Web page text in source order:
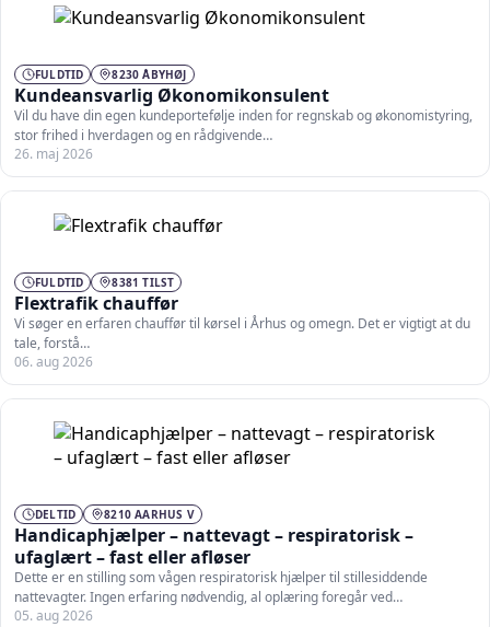
FULDTID 8230 ÅBYHØJ
Kundeansvarlig Økonomikonsulent
Vil du have din egen kundeportefølje inden for regnskab og økonomistyring,
stor frihed i hverdagen og en rådgivende…
26. maj 2026
FULDTID 8381 TILST
Flextrafik chauffør
Vi søger en erfaren chauffør til kørsel i Århus og omegn. Det er vigtigt at du
tale, forstå…
06. aug 2026
DELTID 8210 AARHUS V
Handicaphjælper – nattevagt – respiratorisk –
ufaglært – fast eller afløser
Dette er en stilling som vågen respiratorisk hjælper til stillesiddende
nattevagter. Ingen erfaring nødvendig, al oplæring foregår ved…
05. aug 2026